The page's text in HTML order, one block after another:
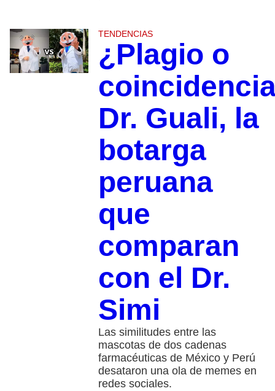
TENDENCIAS
¿Plagio o
Dr. Guali, la
botarga
peruana
que
comparan
con el Dr.
Simi
Las similitudes entre las
mascotas de dos cadenas
farmacéuticas de México y Perú
desataron una ola de memes en
redes sociales.